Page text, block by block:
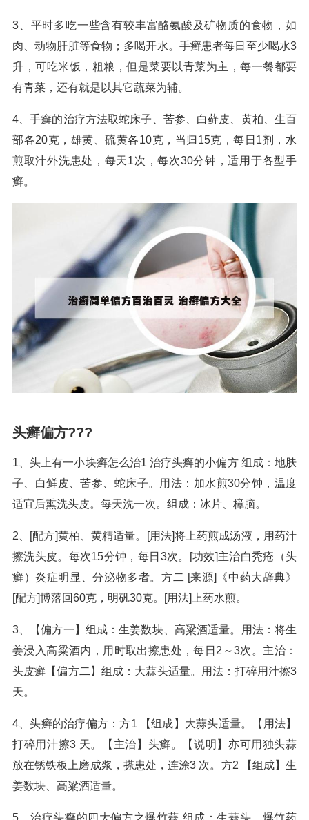
3、平时多吃一些含有较丰富酪氨酸及矿物质的食物，如
肉、动物肝脏等食物；多喝开水。手癣患者每日至少喝水3
升，可吃米饭，粗粮，但是菜要以青菜为主，每一餐都要
有青菜，还有就是以其它蔬菜为辅。
4、手癣的治疗方法取蛇床子、苦参、白藓皮、黄柏、生百
部各20克，雄黄、硫黄各10克，当归15克，每日1剂，水
煎取汁外洗患处，每天1次，每次30分钟，适用于各型手
癣。
头癣偏方???
1、头上有一小块癣怎么治1 治疗头癣的小偏方 组成：地肤
子、白鲜皮、苦参、蛇床子。用法：加水煎30分钟，温度
适宜后熏洗头皮。每天洗一次。组成：冰片、樟脑。
2、[配方]黄柏、黄精适量。[用法]将上药煎成汤液，用药汁
擦洗头皮。每次15分钟，每日3次。[功效]主治白秃疮（头
癣）炎症明显、分泌物多者。方二 [来源]《中药大辞典》
[配方]博落回60克，明矾30克。[用法]上药水煎。
3、【偏方一】组成：生姜数块、高粱酒适量。用法：将生
姜浸入高粱酒内，用时取出擦患处，每日2～3次。主治：
头皮癣【偏方二】组成：大蒜头适量。用法：打碎用汁擦3
天。
4、头癣的治疗偏方：方1 【组成】大蒜头适量。【用法】
打碎用汁擦3 天。【主治】头癣。【说明】亦可用独头蒜
放在锈铁板上磨成浆，搽患处，连涂3 次。方2 【组成】生
姜数块、高粱酒适量。
5、治疗头癣的四大偏方之爆竹蒜 组成：生蒜头、爆竹药